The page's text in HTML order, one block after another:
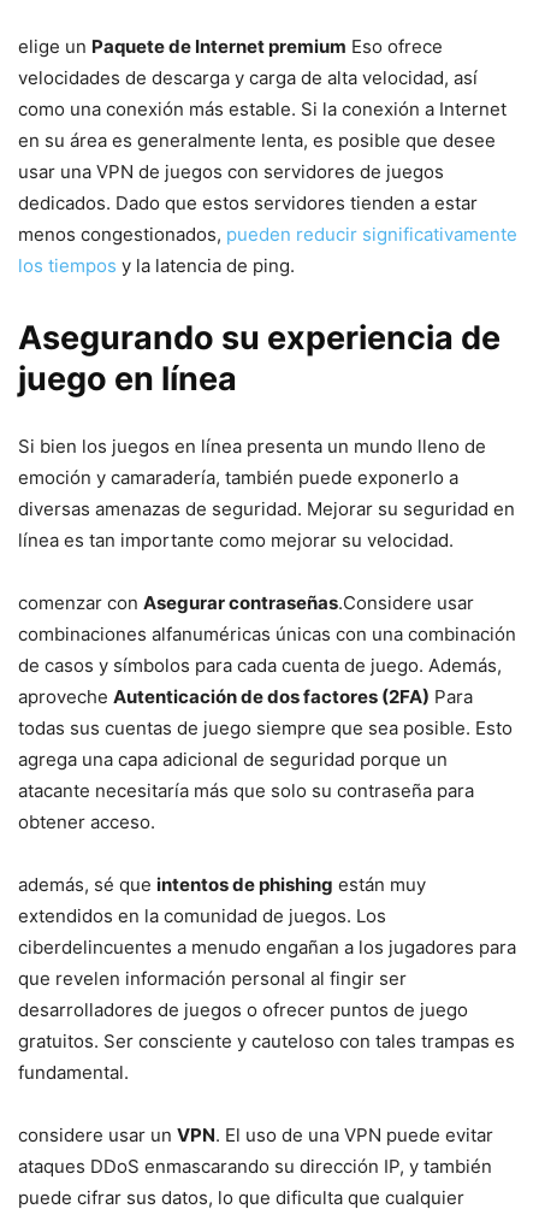
elige un Paquete de Internet premium Eso ofrece
⁢velocidades de descarga y carga de alta velocidad, así
como una conexión más estable. Si la ⁢conexión a‌ Internet⁢
en su área es generalmente lenta, es posible que desee
usar⁤ una VPN‍ de⁢ juegos con servidores de juegos​
dedicados. Dado ⁢que ‌estos servidores tienden a estar
menos congestionados, pueden reducir significativamente
los tiempos ⁤ y la latencia de ping.
Asegurando ‍su experiencia ⁤de
juego en línea
Si bien los juegos⁤ en línea presenta un mundo ‌lleno ⁣de
emoción⁢ y⁣ camaradería,⁢ también puede exponerlo a
diversas amenazas de seguridad. Mejorar su seguridad en
línea es tan importante⁣ como mejorar su velocidad.
comenzar con Asegurar contraseñas.Considere usar
combinaciones​ alfanuméricas únicas con una combinación
de casos y símbolos⁣ para ‍cada cuenta de ⁤juego. Además,
aproveche Autenticación de dos factores (2FA) Para
todas sus ​cuentas de juego siempre que sea posible.⁣ Esto
agrega una capa ‌adicional de seguridad porque un
atacante⁣ necesitaría más que solo su contraseña para
obtener acceso.
además, sé ⁣que intentos de​ phishing están muy
extendidos en la comunidad de juegos. ‍Los
ciberdelincuentes a menudo engañan a los jugadores para
que revelen información personal al fingir ser
desarrolladores de juegos ‍o ofrecer puntos de⁤ juego
gratuitos. Ser consciente ⁢y cauteloso con tales trampas es
fundamental.
considere usar ‌un VPN. El uso de una VPN puede evitar
ataques DDoS enmascarando su⁤ dirección IP, ‍y también
puede cifrar sus datos, lo que⁣ dificulta que cualquier